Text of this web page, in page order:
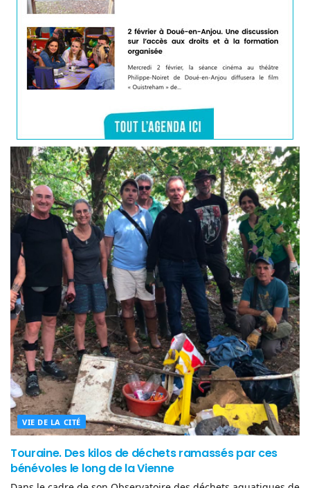
VIE DE LA CITÉ
Touraine. Des kilos de déchets ramassés par ces
bénévoles le long de la Vienne